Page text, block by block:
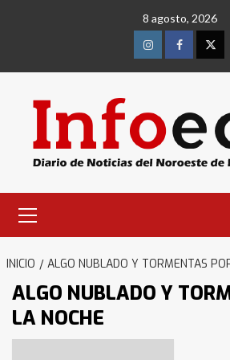
8 agosto, 2026
InstagramFacebook
primario
INICIO ALGO NUBLADO Y TORMENTAS
ALGO NUBLADO Y
LA NOCHE
Identidad de los
protagonistas del